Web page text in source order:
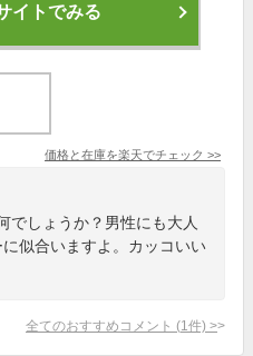
イトでみる
価格と在庫を楽天でチェック >>
でしょうか？男性にも大人
似合いますよ。カッコいい
全てのおすすめコメント (1 件) >